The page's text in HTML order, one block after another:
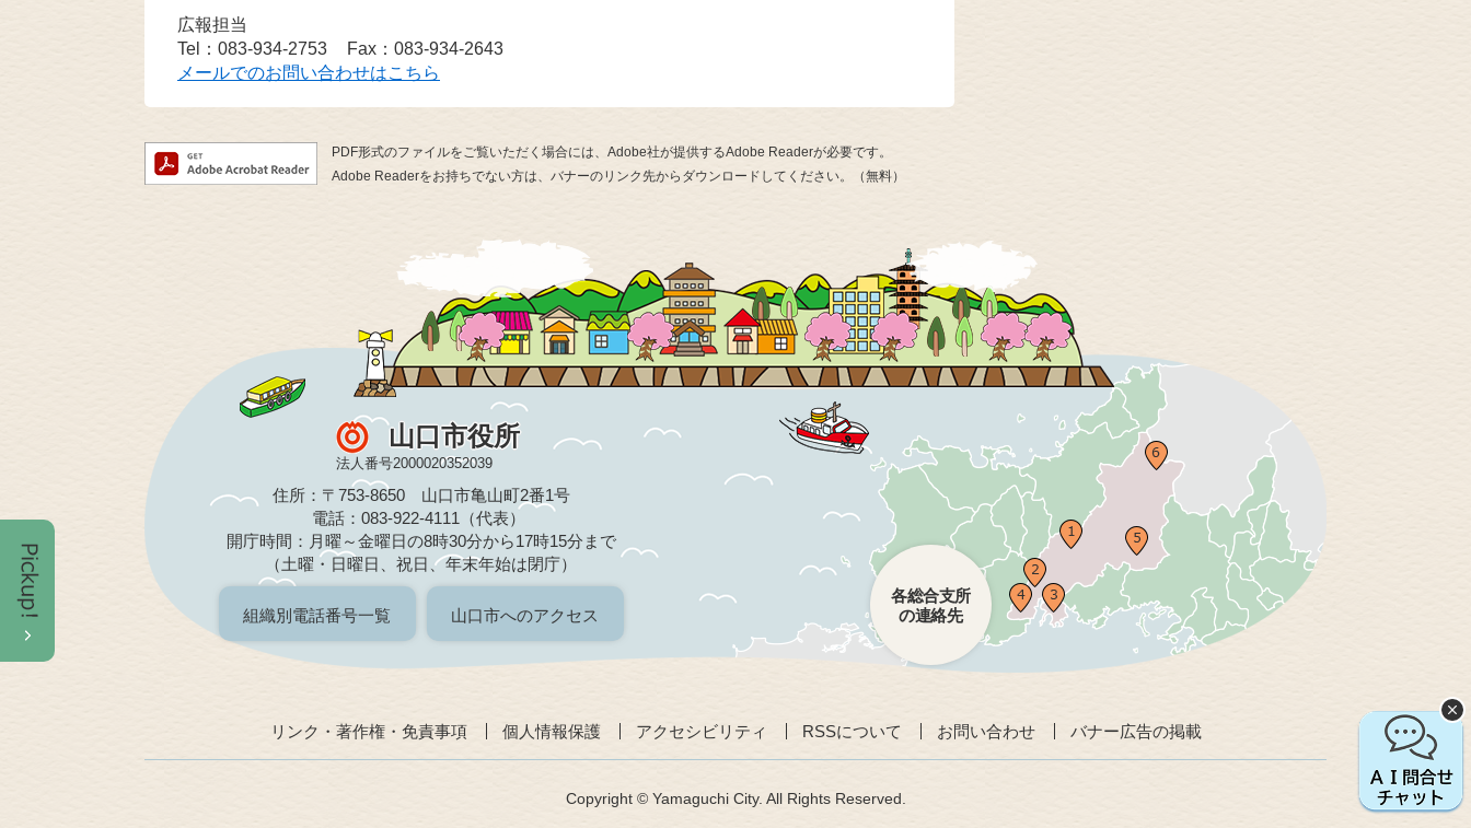
広報担当
Tel：083-934-2753
Fax：083-934-2643
メールでのお問い合わせはこちら
PDF形式のファイルをご覧いただく場合には、Adobe社が提供するAdobe Readerが必要です。
Adobe Readerをお持ちでない方は、バナーのリンク先からダウンロードしてください。（無料）
山口市役所
法人番号2000020352039
住所：〒753-8650 山口市亀山町2番1号
電話：083-922-4111（代表）
開庁時間：月曜～金曜日の8時30分から17時15分まで
（土曜・日曜日、祝日、年末年始は閉庁）
組織別電話番号一覧 山口市へのアクセス
各総合支所
の連絡先
リンク・著作権・免責事項 個人情報保護 アクセシビリティ RSSについて お問い合わせ バナー広告の掲載
Copyright © Yamaguchi City. All Rights Reserved.